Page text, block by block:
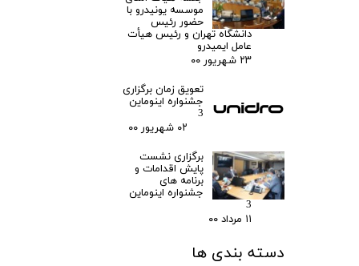
موسسه یونیدرو با
حضور رئیس
دانشگاه تهران و رئیس هیأت
عامل ایمیدرو
۲۳ شهریور ۰۰
تعویق زمان برگزاری
جشنواره اینوماین
3
۰۲ شهریور ۰۰
برگزاری نشست
پایش اقدامات و
برنامه های
جشنواره اینوماین
3
۱۱ مرداد ۰۰
دسته بندی ها